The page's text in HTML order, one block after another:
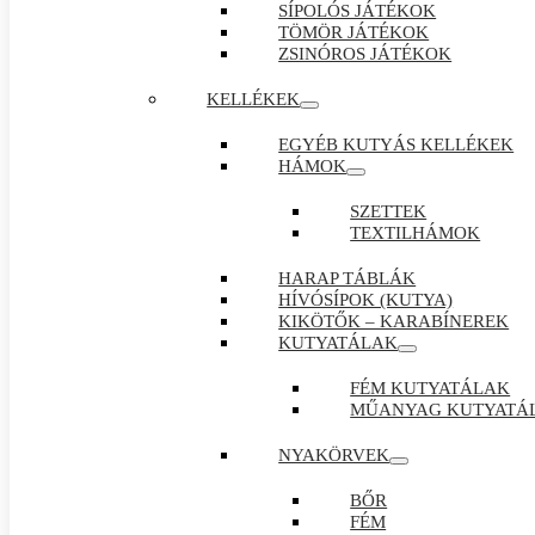
SÍPOLÓS JÁTÉKOK
TÖMÖR JÁTÉKOK
ZSINÓROS JÁTÉKOK
KELLÉKEK
EGYÉB KUTYÁS KELLÉKEK
HÁMOK
SZETTEK
TEXTILHÁMOK
HARAP TÁBLÁK
HÍVÓSÍPOK (KUTYA)
KIKÖTŐK – KARABÍNEREK
KUTYATÁLAK
FÉM KUTYATÁLAK
MŰANYAG
NYAKÖRVEK
BŐR
FÉM